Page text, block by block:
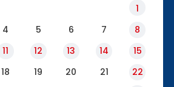
1
4 5 6 7
8
11 12 13 14
15
18 19 20 21
22